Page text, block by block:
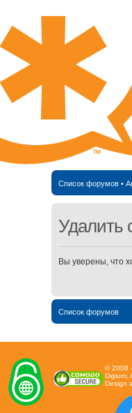
Список форумов•
Удалить
Вы уверены, что
Список форумов
© 2008
Digium,
Design